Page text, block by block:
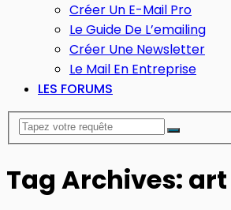
Créer Un E-Mail Pro
Le Guide De L’emailing
Créer Une Newsletter
Le Mail En Entreprise
LES FORUMS
Tag Archives: art